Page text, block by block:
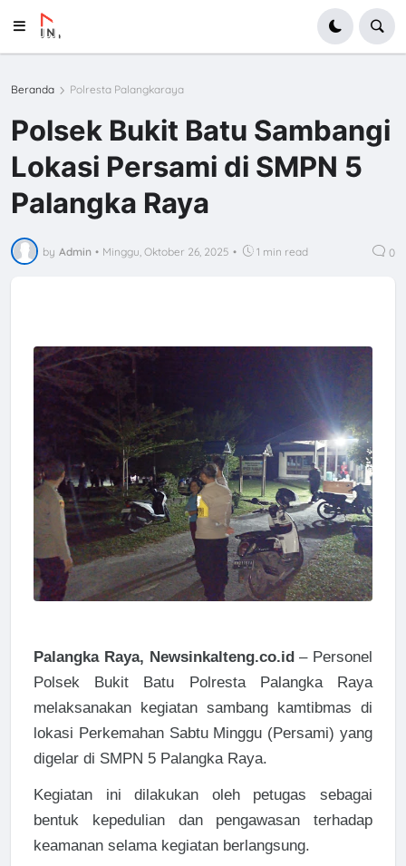
Beranda Polresta Palangkaraya
Polsek Bukit Batu Sambangi
Lokasi Persami di SMPN 5
Palangka Raya
by Admin • Minggu, Oktober 26, 2025 • 1 min read 0
Palangka Raya, Newsinkalteng.co.id– Personel
Polsek Bukit Batu Polresta Palangka Raya
melaksanakan kegiatan sambang kamtibmas di
lokasi Perkemahan Sabtu Minggu (Persami) yang
digelar di SMPN 5 Palangka Raya.
Kegiatan ini dilakukan oleh petugas sebagai
bentuk kepedulian dan pengawasan terhadap
keamanan selama kegiatan berlangsung.